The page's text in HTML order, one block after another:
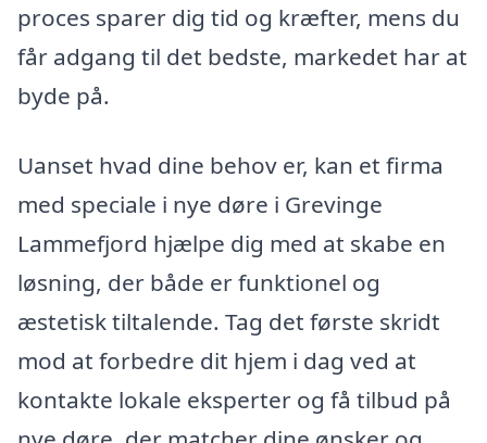
proces sparer dig tid og kræfter, mens du
får adgang til det bedste, markedet har at
byde på.
Uanset hvad dine behov er, kan et firma
med speciale i nye døre i Grevinge
Lammefjord hjælpe dig med at skabe en
løsning, der både er funktionel og
æstetisk tiltalende. Tag det første skridt
mod at forbedre dit hjem i dag ved at
kontakte lokale eksperter og få tilbud på